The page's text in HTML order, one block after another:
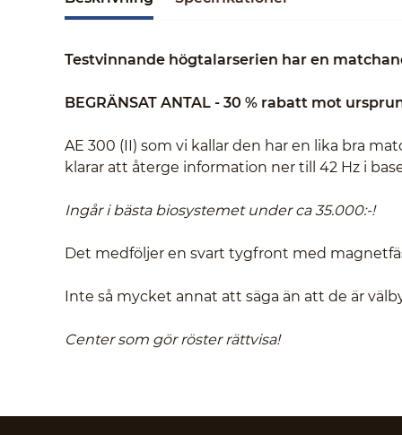
Testvinnande högtalarserien har en
BEGRÄNSAT ANTAL - 30 % rabatt mot
AE 300 (II) som vi kallar den har en lika bra
klarar att återge information ner till 42 Hz i
Ingår i bästa biosystemet under ca 35.000:-!
Det medföljer en svart tygfront med
Inte så mycket annat att säga än att de är
Center som gör röster rättvisa!